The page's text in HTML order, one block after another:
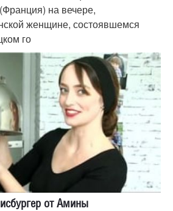
на вечере,
женщине, состоявшемся
го
от Амины